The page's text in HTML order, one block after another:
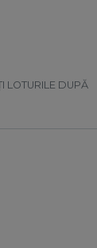
LOTURILE DUPĂ